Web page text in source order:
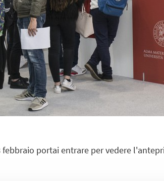
portai entrare per vedere